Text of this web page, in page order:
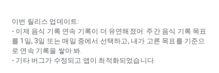
이번 릴리스 업데이트:
- 이제 음식 기록 연속 기록이 더 유연해졌어. 주간 음식 기록 목표
를 1일, 3일 또는 매일 중에서 선택하고, 내가 고른 목표를 기준으
로 연속 기록을 쌓아 봐.
- 기타 버그가 수정되고 앱이 최적화되었습니다.